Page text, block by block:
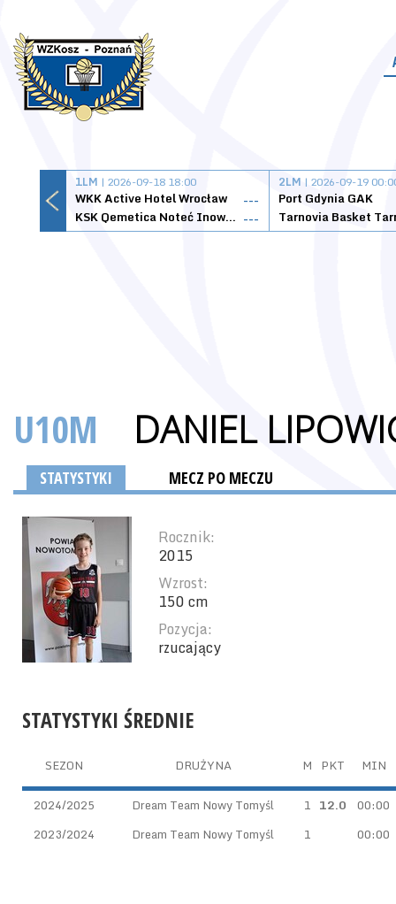
1LM | 2026-09-18 18:00
WKK Active Hotel Wrocław
---
KSK Qemetica Noteć Inowrocław ---
2LM | 2026-09-19
Port Gdynia GAK
U10M DANIEL
STATYSTYKI MECZ PO MECZU
Rocznik:
2015
Wzrost:
150 cm
Pozycja:
rzucający
STATYSTYKI ŚREDNIE
SEZON DRUŻYNA M PKT MIN
2024/2025 Dream Team Nowy Tomyśl 1 12.0 00:00
2023/2024
Dream Team Nowy Tomyśl 1 00:00